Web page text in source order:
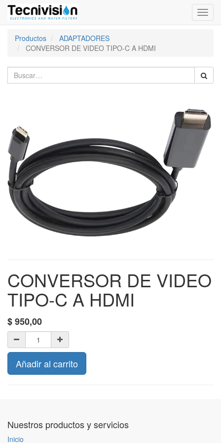
Productos
ADAPTADORES
CONVERSOR DE VIDEO TIPO-C A HDMI
CONVERSOR DE VIDEO
TIPO-C A HDMI
$950,00
Añadir al carrito
Nuestros productos y servicios
Inicio